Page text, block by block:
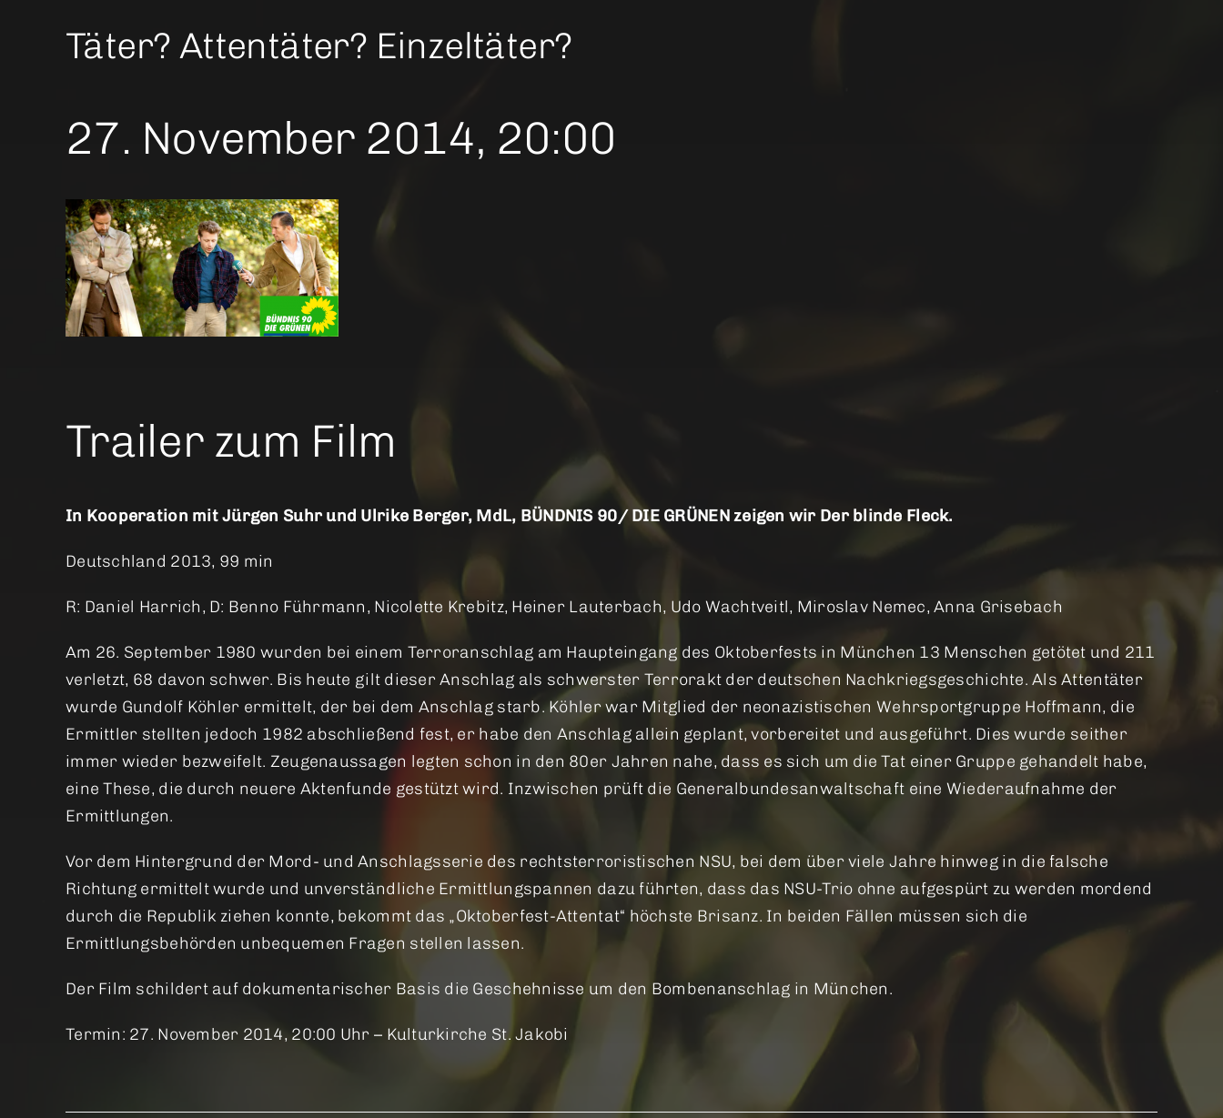
Täter? Attentäter? Einzeltäter?
27. November 2014, 20:00
Trailer zum Film
In Kooperation mit Jürgen Suhr und Ulrike Berger, MdL, BÜNDNIS 90/ DIE GRÜNEN zeigen wir Der blinde Fleck.
Deutschland 2013, 99 min
R: Daniel Harrich, D: Benno Führmann, Nicolette Krebitz, Heiner Lauterbach, Udo Wachtveitl, Miroslav Nemec, Anna Grisebach
Am 26. September 1980 wurden bei einem Terroranschlag am Haupteingang des Oktoberfests in München 13 Menschen getötet und 211
verletzt, 68 davon schwer. Bis heute gilt dieser Anschlag als schwerster Terrorakt der deutschen Nachkriegsgeschichte. Als Attentäter
wurde Gundolf Köhler ermittelt, der bei dem Anschlag starb. Köhler war Mitglied der neonazistischen Wehrsportgruppe Hoffmann, die
Ermittler stellten jedoch 1982 abschließend fest, er habe den Anschlag allein geplant, vorbereitet und ausgeführt. Dies wurde seither
immer wieder bezweifelt. Zeugenaussagen legten schon in den 80er Jahren nahe, dass es sich um die Tat einer Gruppe gehandelt habe,
eine These, die durch neuere Aktenfunde gestützt wird. Inzwischen prüft die Generalbundesanwaltschaft eine Wiederaufnahme der
Ermittlungen.
Vor dem Hintergrund der Mord- und Anschlagsserie des rechtsterroristischen NSU, bei dem über viele Jahre hinweg in die falsche
Richtung ermittelt wurde und unverständliche Ermittlungspannen dazu führten, dass das NSU-Trio ohne aufgespürt zu werden mordend
durch die Republik ziehen konnte, bekommt das „Oktoberfest-Attentat“ höchste Brisanz. In beiden Fällen müssen sich die
Ermittlungsbehörden unbequemen Fragen stellen lassen.
Der Film schildert auf dokumentarischer Basis die Geschehnisse um den Bombenanschlag in München.
Termin: 27. November 2014, 20:00 Uhr – Kulturkirche St. Jakobi